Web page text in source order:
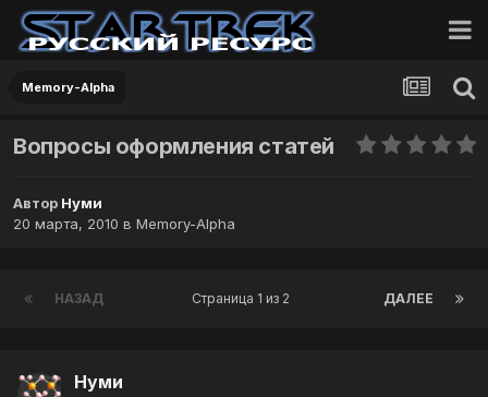
Memory-Alpha
Вопросы оформления статей
Автор Нуми
20 марта, 2010 в Memory-Alpha
НАЗАД ДАЛЕЕ
Страница 1 из 2
Нуми